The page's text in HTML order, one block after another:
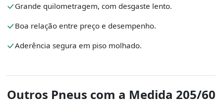
Grande quilometragem, com desgaste lento.
Boa relação entre preço e desempenho.
Aderência segura em piso molhado.
Outros Pneus com a Medida 205/60